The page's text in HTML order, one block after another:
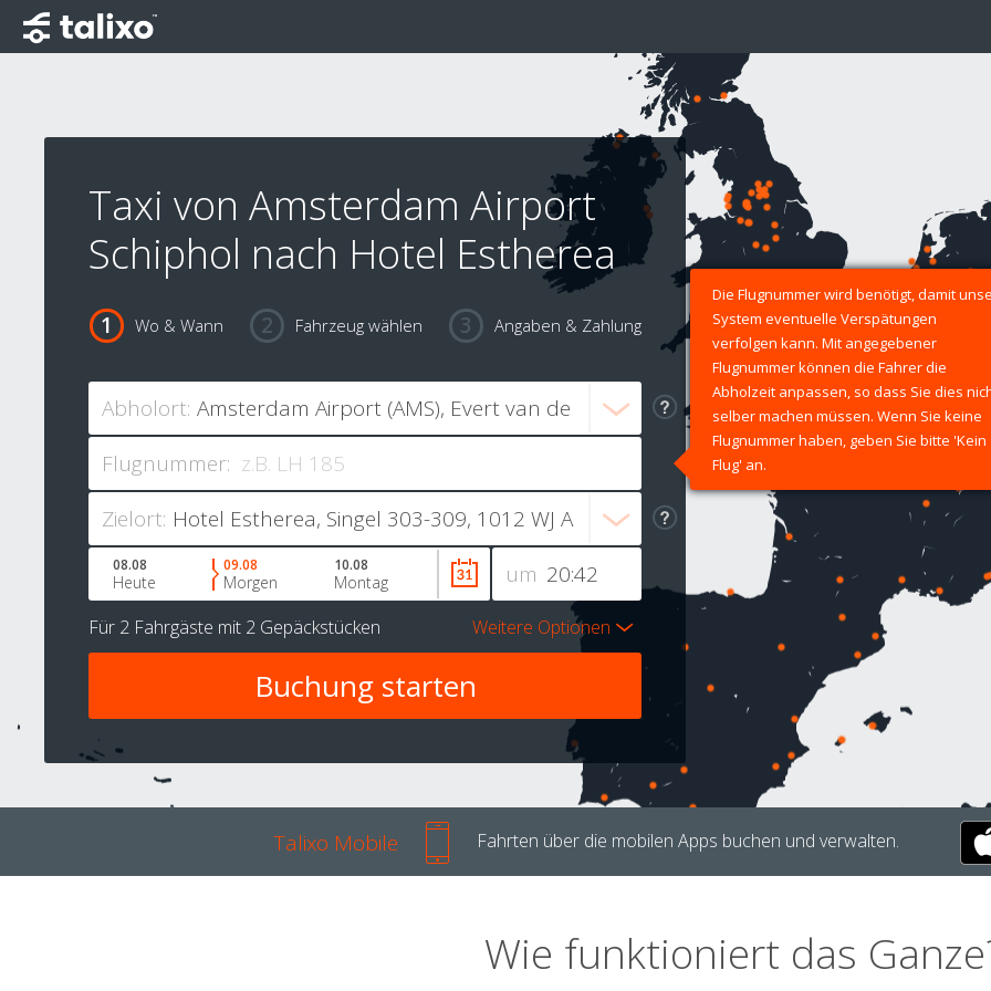
Taxi von Amsterdam Airport
Schiphol nach Hotel Estherea
Wo & Wann Fahrzeug wählen Angaben & Zahlung
Abholort:
Flugnummer:
Die Flugnummer wird benötigt, damit
System eventuelle Verspätungen
verfolgen kann. Mit angegebener
Flugnummer können die Fahrer die
Abholzeit anpassen, so dass Sie dies
selber machen müssen. Wenn Sie keine
Flugnummer haben, geben Sie bitte 'Kein
Flug' an.
Zielort:
um
08.08
Heute
09.08
Morgen
10.08
Montag
Für 2 Fahrgäste mit 2 Gepäckstücken Weitere Optionen
Talixo Mobile Fahrten über die mobilen Apps buchen und verwalten.
Wie funktioniert das